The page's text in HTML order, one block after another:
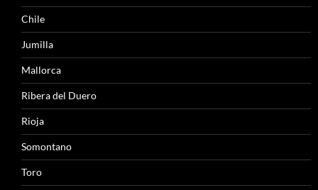
Chile
Jumilla
Mallorca
Ribera del Duero
Rioja
Somontano
Toro